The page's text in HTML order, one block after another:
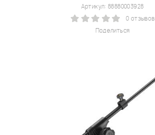
Поделиться
Артикул: 88880003928
0 отзывов